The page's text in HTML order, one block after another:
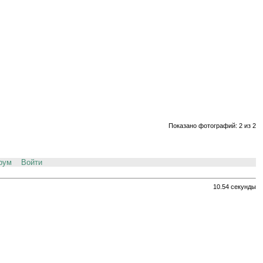
Показано фотографий: 2 из 2
Войти
10.54 секунды